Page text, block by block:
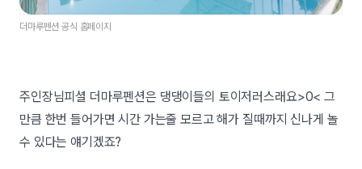
더마루펜션 공식 홈페이지
주인장님피셜 더마루펜션은 댕댕이들의 토이저러스래요>0< 그
만큼 한번 들어가면 시간 가는줄 모르고 해가 질때까지 신나게 놀
수 있다는 얘기겠죠?